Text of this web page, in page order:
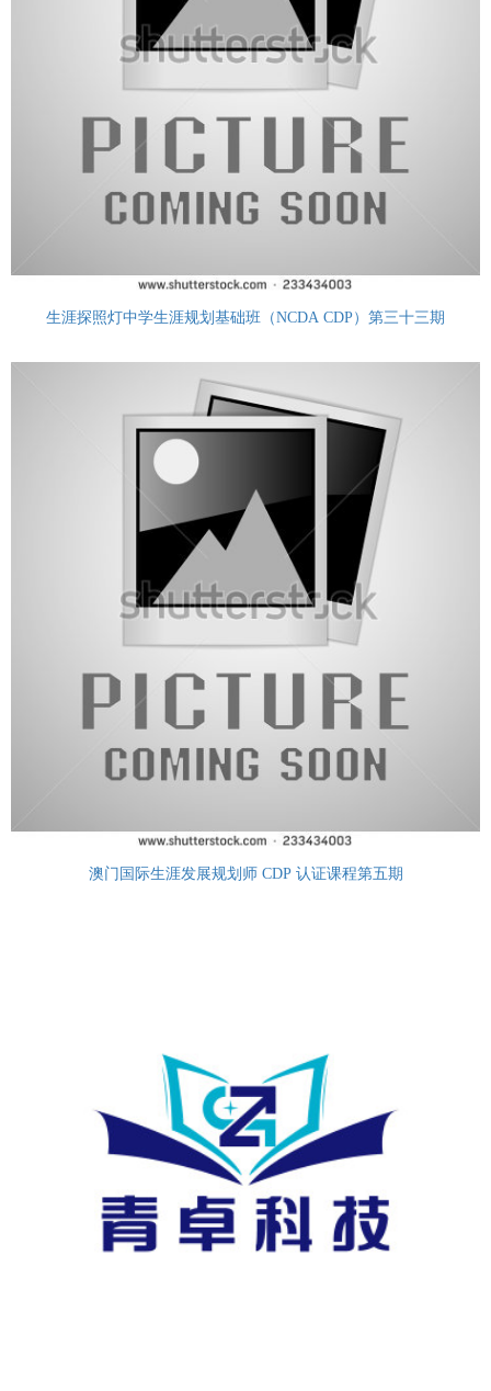
生涯探照灯中学生涯规划基础班（NCDA CDP）第三十三期
澳门国际生涯发展规划师 CDP 认证课程第五期